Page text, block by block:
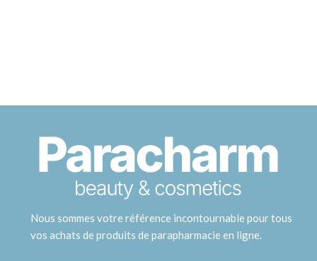
Nous sommes votre référence incontournable pour tous
vos achats de produits de parapharmacie en ligne.